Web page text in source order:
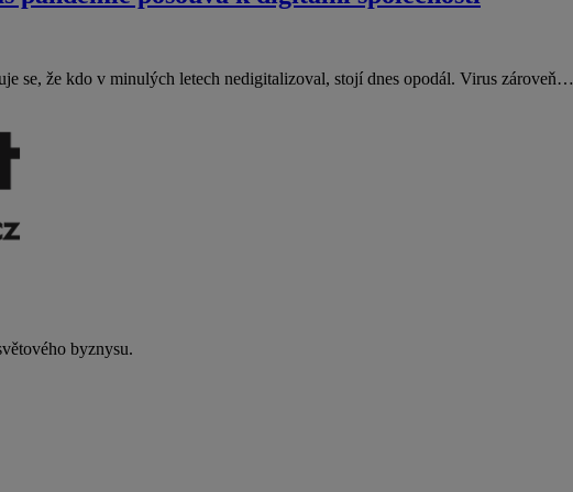
se, že kdo v minulých letech nedigitalizoval, stojí dnes opodál. Virus zároveň…
byznysu.